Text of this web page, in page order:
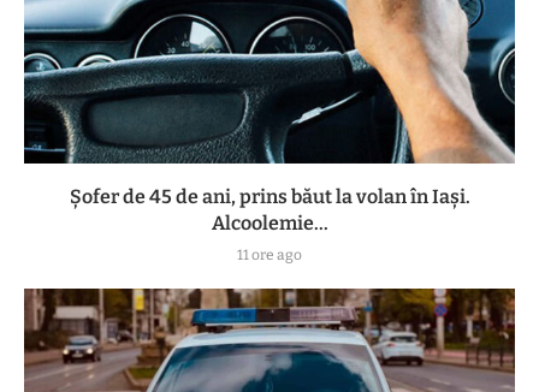
Șofer de 45 de ani, prins băut la volan în Iași.
Alcoolemie...
11 ore ago